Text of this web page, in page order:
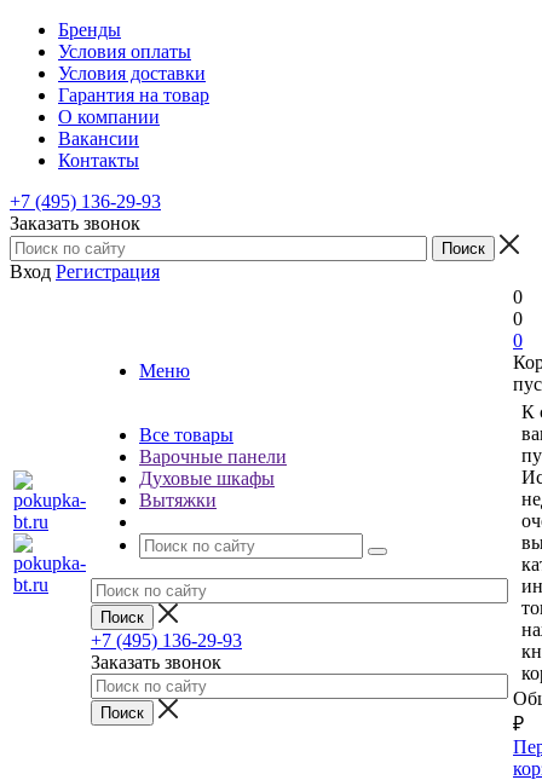
Бренды
Условия оплаты
Условия доставки
Гарантия на товар
О компании
Вакансии
Контакты
+7 (495) 136-29-93
Заказать звонок
Вход Регистрация
Меню
Все товары
Варочные панели
Духовые шкафы
Вытяжки
+7 (495) 136-29-93
Заказать звонок
0
0
0
К
₽